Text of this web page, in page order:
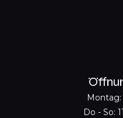
Do - So: